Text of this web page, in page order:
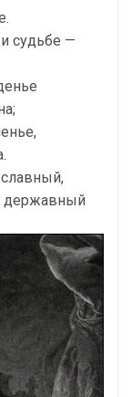
судьбе —
державный